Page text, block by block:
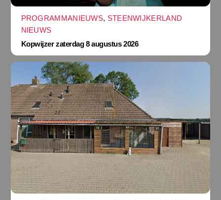
PROGRAMMANIEUWS, STEENWIJKERLAND
NIEUWS
Kopwijzer zaterdag 8 augustus 2026